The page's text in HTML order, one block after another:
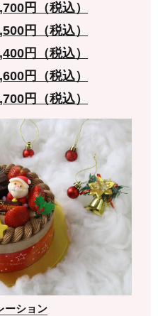
円（税込）
円（税込）
円（税込）
円（税込）
円（税込）
ーション